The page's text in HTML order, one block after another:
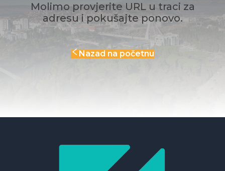
Molimo provjerite URL u traci za
adresu i pokušajte ponovo.
Nazad na početnu